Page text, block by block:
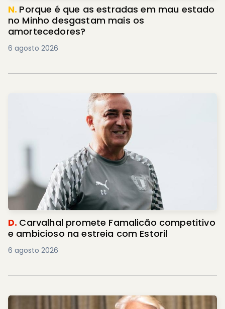
N. Porque é que as estradas em mau estado
no Minho desgastam mais os
amortecedores?
6 agosto 2026
D. Carvalhal promete Famalicão competitivo
e ambicioso na estreia com Estoril
6 agosto 2026